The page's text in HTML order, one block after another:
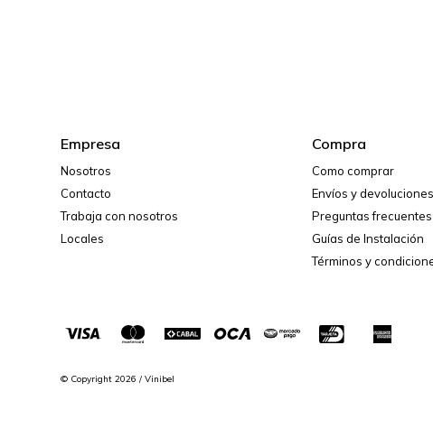
Empresa
Nosotros
Contacto
Trabaja con nosotros
Locales
Compra
Como comprar
Envíos y devoluciones
Preguntas frecuentes
Guías de Instalación
Términos y
© Copyright 2026 / Vinibel